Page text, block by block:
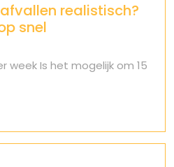
realistisch?
snel
week Is het mogelijk om 15